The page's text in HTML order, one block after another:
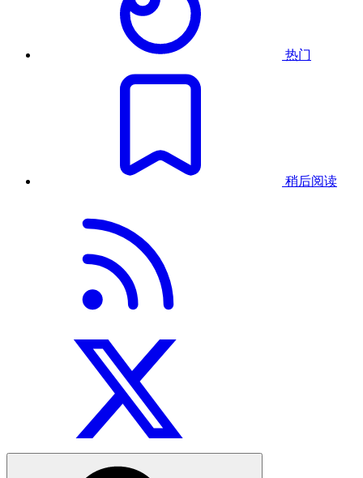
热门
稍后阅读